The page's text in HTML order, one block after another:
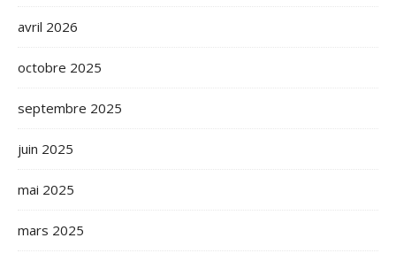
avril 2026
octobre 2025
septembre 2025
juin 2025
mai 2025
mars 2025